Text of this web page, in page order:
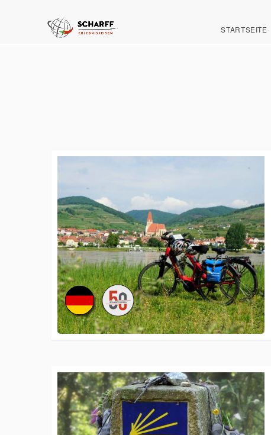
STARTSEITE